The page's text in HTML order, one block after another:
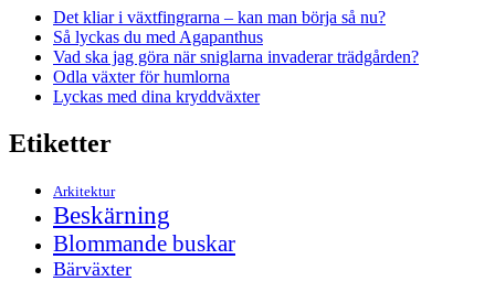
Det kliar i växtfingrarna – kan man börja så nu?
Så lyckas du med Agapanthus
Vad ska jag göra när sniglarna invaderar trädgården?
Odla växter för humlorna
Lyckas med dina kryddväxter
Etiketter
Arkitektur
Beskärning
Blommande buskar
Bärväxter